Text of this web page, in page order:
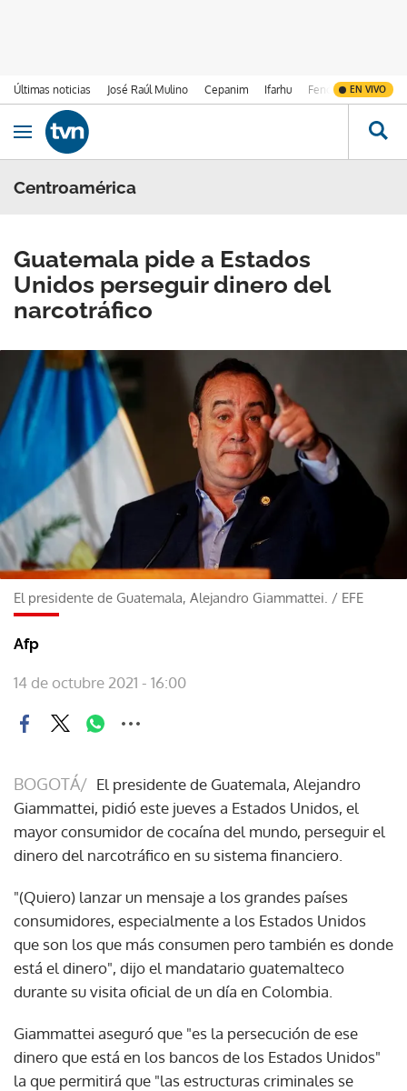
Últimas noticias José Raúl Mulino Cepanim Ifarhu Fenómeno de El
EN VIVO
Ir al contenido
Obrir navegació
Centroamérica
Guatemala pide a Estados
Unidos perseguir dinero del
narcotráfico
El presidente de Guatemala, Alejandro Giammattei. / EFE
Afp
14 de octubre 2021 - 16:00
BOGOTÁ/ El presidente de Guatemala, Alejandro
Giammattei, pidió este jueves a Estados Unidos, el
mayor consumidor de cocaína del mundo, perseguir el
dinero del narcotráfico en su sistema financiero.
"(Quiero) lanzar un mensaje a los grandes países
consumidores, especialmente a los Estados Unidos
que son los que más consumen pero también es donde
está el dinero", dijo el mandatario guatemalteco
durante su visita oficial de un día en Colombia.
Giammattei aseguró que "es la persecución de ese
dinero que está en los bancos de los Estados Unidos"
la que permitirá que "las estructuras criminales se